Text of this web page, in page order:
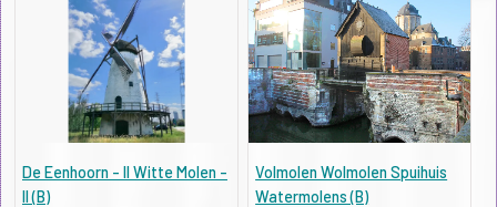
De Eenhoorn - II Witte Molen -
II (B)
Volmolen Wolmolen Spuihuis
Watermolens (B)